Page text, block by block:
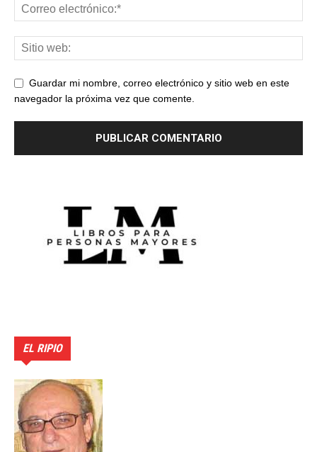
Guardar mi nombre, correo electrónico y sitio web en este
navegador la próxima vez que comente.
EL RIPIO